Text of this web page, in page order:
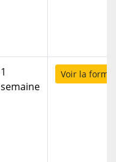
1
semaine
Voir la